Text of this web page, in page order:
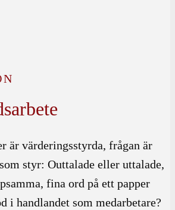
är värderingsstyrda, frågan är
styr: Outtalade eller uttalade,
fina ord på ett papper
i handlandet som medarbetare?